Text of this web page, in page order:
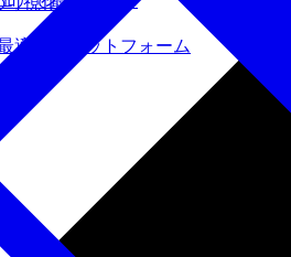
適化プラットフォーム